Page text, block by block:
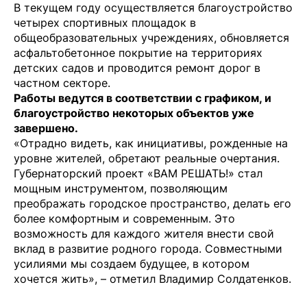
В текущем году осуществляется благоустройство
четырех спортивных площадок в
общеобразовательных учреждениях, обновляется
асфальтобетонное покрытие на территориях
детских садов и проводится ремонт дорог в
частном секторе.
Работы ведутся в соответствии с графиком, и
благоустройство некоторых объектов уже
завершено.
«Отрадно видеть, как инициативы, рожденные на
уровне жителей, обретают реальные очертания.
Губернаторский проект «ВАМ РЕШАТЬ!» стал
мощным инструментом, позволяющим
преображать городское пространство, делать его
более комфортным и современным. Это
возможность для каждого жителя внести свой
вклад в развитие родного города. Совместными
усилиями мы создаем будущее, в котором
хочется жить», – отметил Владимир Солдатенков.